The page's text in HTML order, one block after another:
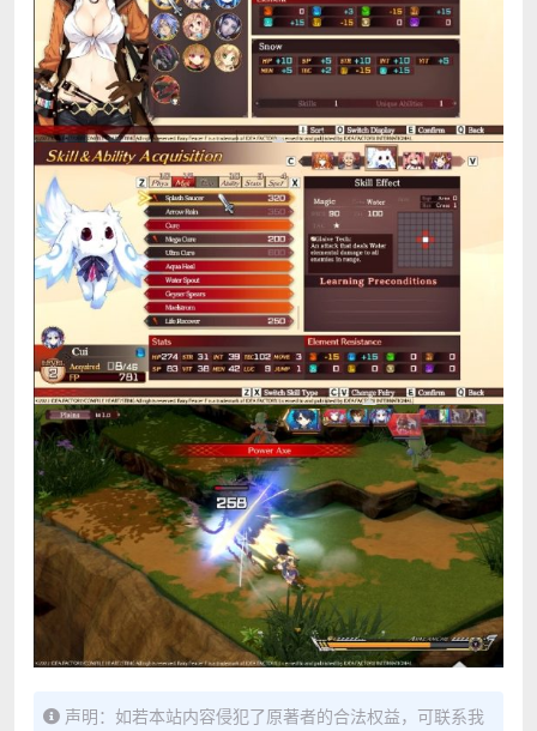
声明：如若本站内容侵犯了原著者的合法权益，可联系我